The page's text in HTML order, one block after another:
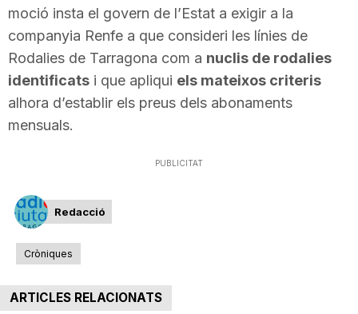
a
moció insta el govern de l’Estat a exigir a la
companyia Renfe a que consideri les línies de
Rodalies de Tarragona com a nuclis de rodalies
identificats i que apliqui els mateixos criteris
alhora d’establir els preus dels abonaments
mensuals.
PUBLICITAT
Redacció
Cròniques
ARTICLES RELACIONATS